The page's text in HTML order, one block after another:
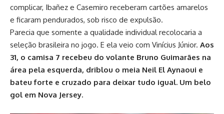
complicar, Ibañez e Casemiro receberam cartões amarelos
e ficaram pendurados, sob risco de expulsão.
Parecia que somente a qualidade individual recolocaria a
seleção brasileira no jogo. E ela veio com Vinícius Júnior. Aos
31, o camisa 7 recebeu do volante Bruno Guimarães na
área pela esquerda, driblou o meia Neil El Aynaoui e
bateu forte e cruzado para deixar tudo igual. Um belo
gol em Nova Jersey.